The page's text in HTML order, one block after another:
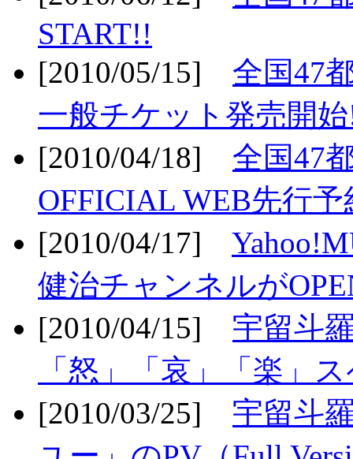
START!!
[2010/05/15] 全国47
一般チケット発売開
[2010/04/18] 全国47
OFFICIAL WEB先行
[2010/04/17]
健治チャンネルが
[2010/04/15] 宇留斗
「怒」「哀」「楽」
[2010/03/25] 宇留斗